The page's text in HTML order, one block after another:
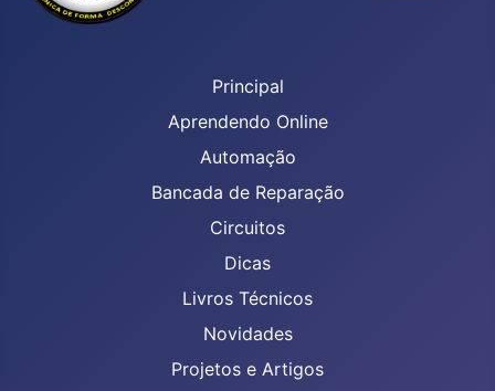
Principal
Aprendendo Online
Automação
Bancada de Reparação
Circuitos
Dicas
Livros Técnicos
Novidades
Projetos e Artigos